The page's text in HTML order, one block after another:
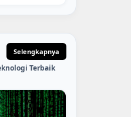
Selengkapnya
Terbaik